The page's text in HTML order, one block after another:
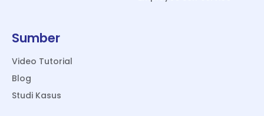
Sumber
Video Tutorial
Blog
Studi Kasus